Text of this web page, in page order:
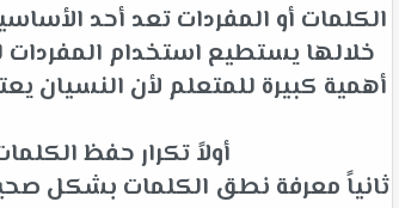
الكلمات أو المفردات تعد أحد
خلالها يستطيع استخدام
أهمية كبيرة للمتعلم لأن
أولاً تكرار حفظ
ثانياً معرفة نطق الكلمات بشكل